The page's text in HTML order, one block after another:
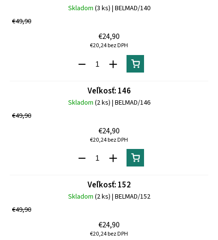
Skladom (3 ks) | BELMAD/140
€49,90
€24,90
€20,24 bez DPH
Veľkosť: 146
Skladom (2 ks) | BELMAD/146
€49,90
€24,90
€20,24 bez DPH
Veľkosť: 152
Skladom (2 ks) | BELMAD/152
€49,90
€24,90
€20,24 bez DPH